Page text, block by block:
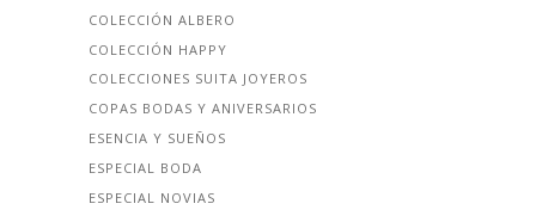
COLECCIÓN ALBERO
COLECCIÓN HAPPY
COLECCIONES SUITA JOYEROS
COPAS BODAS Y ANIVERSARIOS
ESENCIA Y SUEÑOS
ESPECIAL BODA
ESPECIAL NOVIAS